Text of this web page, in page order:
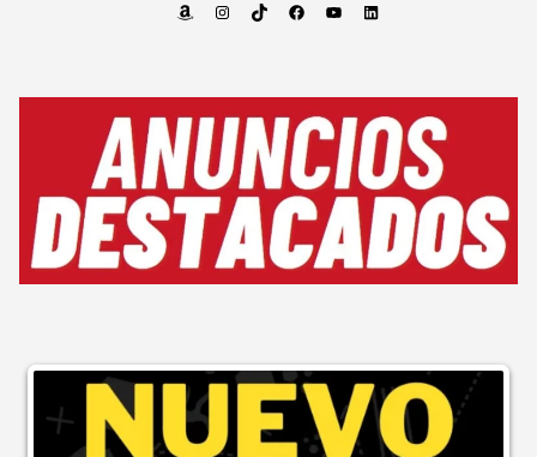
AmazonInstagram
TikTok FacebookYouTube